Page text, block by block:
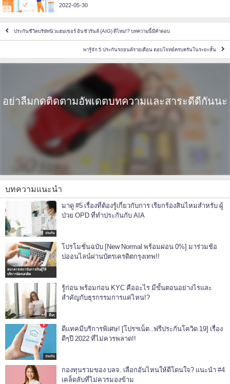
2022-05-30
ประกันชีวิตบริษัทนิวแฮมเชอร์ อินชัวรันส์ (AIG) ดีไหม!? บทความนี้มีคำตอบ
พารู้จัก 5 ประกันรถยนต์รายเดือน ตอบโจทย์ครบครันในระยะสั้น
อย่าลืมกดติดตามอัพเดตบทความและสาระดีดีกันนะ
บทความแนะนำ
ประกัน
มาดู #5 เรื่องที่ต้องรู้เกี่ยวกับการ เรียกร้องสินไหมสำหรับ ผู้
ป่วย OPD ที่ทำประกันกับ AIA
ธนาคาร/สถาบันการเงินผู้ให้
บริการบัตรเครดิต
โปรโมชั่นฉบับ [New Normal พร้อมผ่อน 0%] มาร่วมช้อ
ปออนไลน์ผ่านบัตรเครดิตกรุงเทพ!!
อื่นๆ
รู้ก่อน พร้อมก่อน KYC คืออะไร มีขั้นตอนอย่างไรและ
สำคัญกับธุรกรรมการแค่ไหน!?
ประกัน
ดีแทคมีบริการพิเศษ! [โปรฯเน็ต..ฟรีประกันโควิด 19] เรื่อง
ดีๆปี 2022 ที่ไม่ควรพลาด!!
กองทุนรวมของ บลจ. เลือกอันไหนให้ดีโดนใจ? แนะนำ #4
เคล็ดลับที่ไม่ควรมองข้าม